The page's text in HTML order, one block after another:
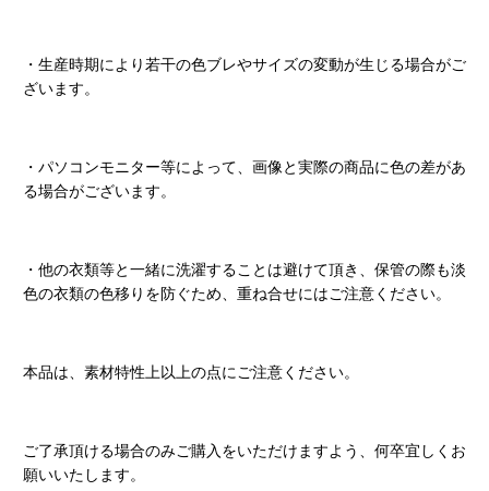
・生産時期により若干の色ブレやサイズの変動が生じる場合がご
ざいます。
・パソコンモニター等によって、画像と実際の商品に色の差があ
る場合がございます。
・他の衣類等と一緒に洗濯することは避けて頂き、保管の際も淡
色の衣類の色移りを防ぐため、重ね合せにはご注意ください。
本品は、素材特性上以上の点にご注意ください。
ご了承頂ける場合のみご購入をいただけますよう、何卒宜しくお
願いいたします。